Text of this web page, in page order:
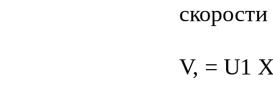
V, = U1